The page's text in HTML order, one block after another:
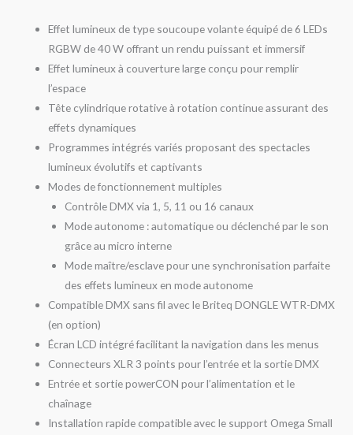
Effet lumineux de type soucoupe volante équipé de 6 LEDs
RGBW de 40 W offrant un rendu puissant et immersif
Effet lumineux à couverture large conçu pour remplir
l’espace
Tête cylindrique rotative à rotation continue assurant des
effets dynamiques
Programmes intégrés variés proposant des spectacles
lumineux évolutifs et captivants
Modes de fonctionnement multiples
Contrôle DMX via 1, 5, 11 ou 16 canaux
Mode autonome : automatique ou déclenché par le son
grâce au micro interne
Mode maître/esclave pour une synchronisation parfaite
des effets lumineux en mode autonome
Compatible DMX sans fil avec le Briteq DONGLE WTR-DMX
(en option)
Écran LCD intégré facilitant la navigation dans les menus
Connecteurs XLR 3 points pour l’entrée et la sortie DMX
Entrée et sortie powerCON pour l’alimentation et le
chaînage
Installation rapide compatible avec le support Omega Small